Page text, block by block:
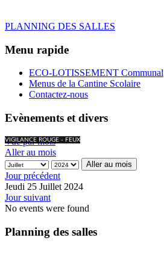
PLANNING DES SALLES
Menu rapide
ECO-LOTISSEMENT Communal
Menus de la Cantine Scolaire
Contactez-nous
Evènements et divers
VIGILANCE ROUGE - FEUX
Vue par mois
Aller au mois
Aller au mois
Jour précédent
Jeudi 25 Juillet 2024
Jour suivant
No events were found
Planning des salles